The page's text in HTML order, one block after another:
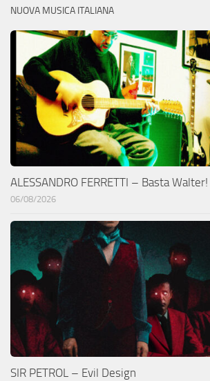
NUOVA MUSICA ITALIANA
ALESSANDRO FERRETTI – Basta Walter!
06/08/2026
SIR PETROL – Evil Design